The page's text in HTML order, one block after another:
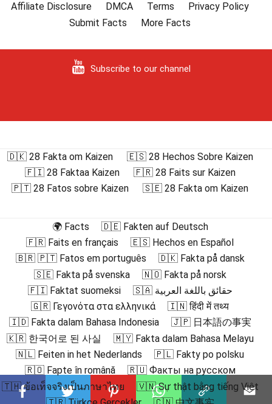
Affiliate Disclosure
DMCA Terms
Privacy Policy
Submit Facts
More Facts
Subscribe to our channel
🇩🇰 28 Fakta om Kaizen
🇪🇸 28 Hechos Sobre Kaizen
🇫🇮 28 Faktaa Kaizen
🇫🇷 28 Faits sur Kaizen
🇵🇹 28 Fatos sobre Kaizen
🇸🇪 28 Fakta om Kaizen
🌍 Facts
🇩🇪 Fakten auf Deutsch
🇫🇷 Faits en français
🇪🇸 Hechos en Español
🇧🇷 🇵🇹 Fatos em português
🇩🇰 Fakta på dansk
🇸🇪 Fakta på svenska
🇳🇴 Fakta på norsk
🇫🇮 Faktat suomeksi
🇸🇦 حقائق باللغة العربية
🇬🇷 Γεγονότα στα ελληνικά
🇮🇳 हिंदी में तथ्य
🇮🇩 Fakta dalam Bahasa Indonesia
🇯🇵 日本語の事実
🇰🇷 한국어로 된 사실
🇲🇾 Fakta dalam Bahasa Melayu
🇳🇱 Feiten in het Nederlands
🇵🇱 Fakty po polsku
🇷🇴 Fapte în română
🇷🇺 Факты на русском
🇹🇭 ข้อเท็จจริงเป็นภาษาไทย
🇻🇳 Sự thật bằng tiếng Việt